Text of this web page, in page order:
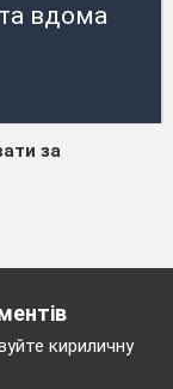
вдома
за
кириличну